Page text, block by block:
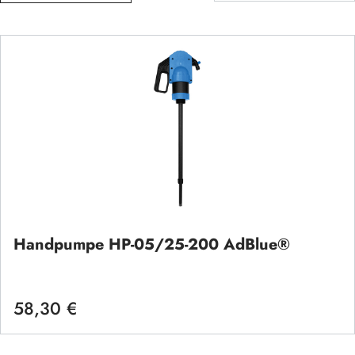
Handpumpe HP-05/25-200 AdBlue®
Regulärer Preis:
58,30 €